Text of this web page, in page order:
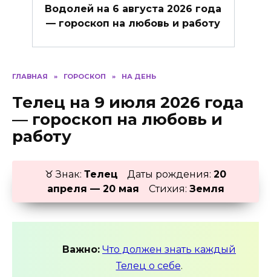
ГЛАВНАЯ » ГОРОСКОП » НА ДЕНЬ
Телец на 9 июля 2026 года
— гороскоп на любовь и
работу
♉ Знак: Телец Даты рождения: 20
апреля — 20 мая Стихия: Земля
Важно: Что должен знать каждый
Телец о себе.
Водолей на 6 августа 2026 года
— гороскоп на любовь и работу